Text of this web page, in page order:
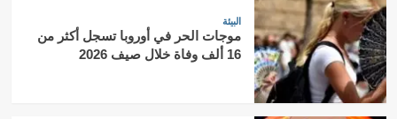
البيئة
موجات الحر في أوروبا تسجل أكثر من
16 ألف وفاة خلال صيف 2026